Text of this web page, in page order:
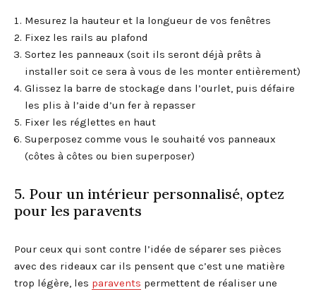
Mesurez la hauteur et la longueur de vos fenêtres
Fixez les rails au plafond
Sortez les panneaux (soit ils seront déjà prêts à
installer soit ce sera à vous de les monter entièrement)
Glissez la barre de stockage dans l’ourlet, puis défaire
les plis à l’aide d’un fer à repasser
Fixer les réglettes en haut
Superposez comme vous le souhaité vos panneaux
(côtes à côtes ou bien superposer)
5. Pour un intérieur personnalisé, optez
pour les paravents
Pour ceux qui sont contre l’idée de séparer ses pièces
avec des rideaux car ils pensent que c’est une matière
trop légère, les paravents permettent de réaliser une